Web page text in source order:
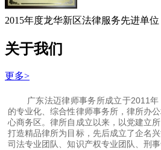
2015年度龙华新区法律服务先进单位
关于我们
更多>
广东法迈律师事务所成立于2011
的专业化、综合性律师事务所，律所办
心商务区。律所自成立以来，以党建立
打造精品律所为目标，先后成立了企名
司法专业团队、知识产权专业团队、刑